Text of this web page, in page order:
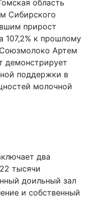
область
Сибирского
прирост
107,2% к прошлому
Артем
демонстрирует
поддержки в
молочной
два
тысячи
доильный зал
и собственный